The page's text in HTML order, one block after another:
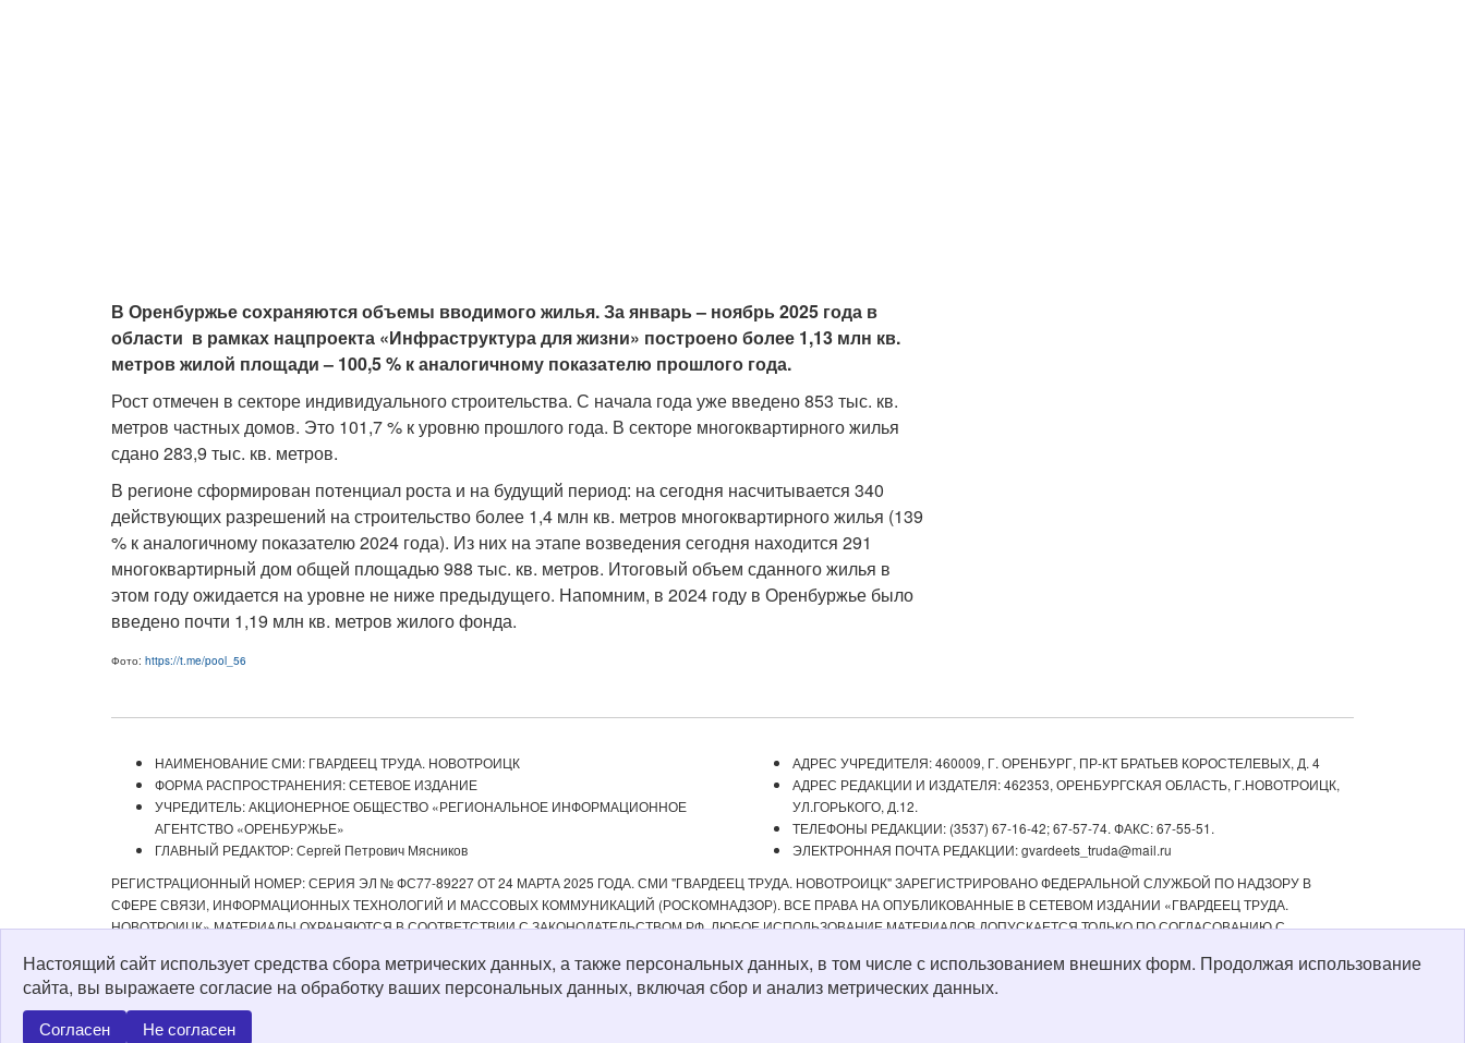
В Оренбуржье сохраняются объемы вводимого жилья. За январь – ноябрь 2025 года в
области в рамках нацпроекта «Инфраструктура для жизни» построено более 1,13 млн кв.
метров жилой площади – 100,5 % к аналогичному показателю прошлого года.
Рост отмечен в секторе индивидуального строительства. С начала года уже введено 853 тыс. кв.
метров частных домов. Это 101,7 % к уровню прошлого года. В секторе многоквартирного жилья
сдано 283,9 тыс. кв. метров.
В регионе сформирован потенциал роста и на будущий период: на сегодня насчитывается 340
действующих разрешений на строительство более 1,4 млн кв. метров многоквартирного жилья (139
% к аналогичному показателю 2024 года). Из них на этапе возведения сегодня находится 291
многоквартирный дом общей площадью 988 тыс. кв. метров. Итоговый объем сданного жилья в
этом году ожидается на уровне не ниже предыдущего. Напомним, в 2024 году в Оренбуржье было
введено почти 1,19 млн кв. метров жилого фонда.
Фото: https://t.me/pool_56
НАИМЕНОВАНИЕ СМИ: ГВАРДЕЕЦ ТРУДА. НОВОТРОИЦК
ФОРМА РАСПРОСТРАНЕНИЯ: СЕТЕВОЕ ИЗДАНИЕ
УЧРЕДИТЕЛЬ: АКЦИОНЕРНОЕ ОБЩЕСТВО «РЕГИОНАЛЬНОЕ ИНФОРМАЦИОННОЕ
АГЕНТСТВО «ОРЕНБУРЖЬЕ»
ГЛАВНЫЙ РЕДАКТОР: Сергей Петрович Мясников
АДРЕС УЧРЕДИТЕЛЯ: 460009, Г. ОРЕНБУРГ, ПР-КТ БРАТЬЕВ КОРОСТЕЛЕВЫХ, Д. 4
АДРЕС РЕДАКЦИИ И ИЗДАТЕЛЯ: 462353, ОРЕНБУРГСКАЯ ОБЛАСТЬ, Г.НОВОТРОИЦК,
УЛ.ГОРЬКОГО, Д.12.
ТЕЛЕФОНЫ РЕДАКЦИИ: (3537) 67-16-42; 67-57-74. ФАКС: 67-55-51.
ЭЛЕКТРОННАЯ ПОЧТА РЕДАКЦИИ: gvardeets_truda@mail.ru
РЕГИСТРАЦИОННЫЙ НОМЕР: СЕРИЯ ЭЛ № ФС77-89227 ОТ 24 МАРТА 2025 ГОДА. СМИ "ГВАРДЕЕЦ ТРУДА. НОВОТРОИЦК" ЗАРЕГИСТРИРОВАНО ФЕДЕРАЛЬНОЙ СЛУЖБОЙ ПО НАДЗОРУ В
СФЕРЕ СВЯЗИ, ИНФОРМАЦИОННЫХ ТЕХНОЛОГИЙ И МАССОВЫХ КОММУНИКАЦИЙ (РОСКОМНАДЗОР). ВСЕ ПРАВА НА ОПУБЛИКОВАННЫЕ В СЕТЕВОМ ИЗДАНИИ «ГВАРДЕЕЦ ТРУДА.
НОВОТРОИЦК» МАТЕРИАЛЫ ОХРАНЯЮТСЯ В СООТВЕТСТВИИ С ЗАКОНОДАТЕЛЬСТВОМ РФ. ЛЮБОЕ ИСПОЛЬЗОВАНИЕ МАТЕРИАЛОВ ДОПУСКАЕТСЯ ТОЛЬКО ПО СОГЛАСОВАНИЮ С
ИЗДАНИИ «ГВАРДЕЕЦ ТРУДА. НОВОТРОИЦК», А ТАКЖЕ ЗА СОДЕРЖАНИЕ ВЕБ-САЙТОВ, НА КОТОРЫЕ ДАНЫ ГИПЕРССЫЛКИ. ДЛЯ ДЕТЕЙ СТАРШЕ 16 ЛЕТ.
Политика о персональных данных
Настоящий сайт использует средства сбора метрических данных, а также персональных данных, в том числе с использованием внешних форм. Продолжая использование
сайта, вы выражаете согласие на обработку ваших персональных данных, включая сбор и анализ метрических данных.
Согласен Не согласен